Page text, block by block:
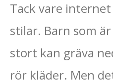
Tack vare
stilar. Barn som
stort kan gräva
rör kläder. Men